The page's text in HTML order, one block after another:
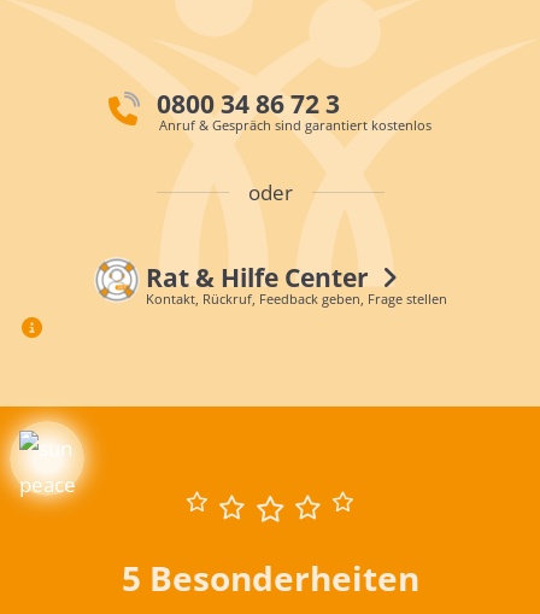
0800 34 86 72 3
Anruf & Gespräch sind garantiert kostenlos
oder
Rat & Hilfe Center
Kontakt, Rückruf, Feedback geben, Frage stellen
5 Besonderheiten